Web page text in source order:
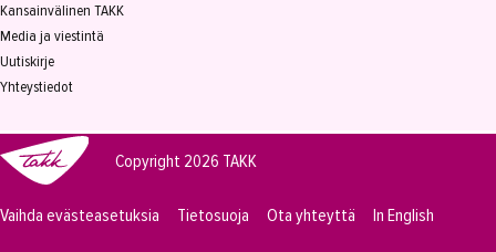
Kansainvälinen TAKK
Media ja viestintä
Uutiskirje
Yhteystiedot
Copyright 2026 TAKK
Vaihda evästeasetuksia Tietosuoja Ota yhteyttä In English